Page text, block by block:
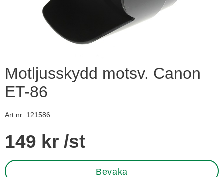
Motljusskydd motsv. Canon
ET-86
Art nr: 121586
pris
149 kr /st
Bevaka